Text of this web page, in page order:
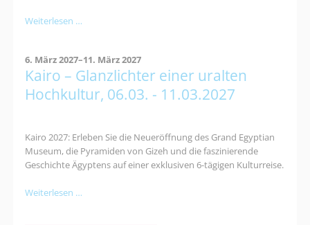
Weiterlesen …Kultur-
nach
Dessau:
Bauhaus,
Gartenreich
Luther
6. März 2027–11. März 2027
Kairo – Glanzlichter einer uralten
Hochkultur, 06.03. - 11.03.2027
Kairo 2027: Erleben Sie die Neueröffnung des Grand Egyptian
Museum, die Pyramiden von Gizeh und die faszinierende
Geschichte Ägyptens auf einer exklusiven 6-tägigen Kulturreise.
Weiterlesen …Kairo